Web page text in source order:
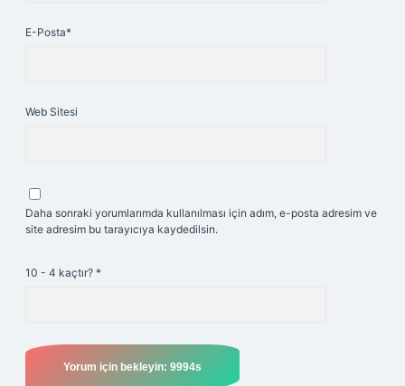
E-Posta*
Web Sitesi
Daha sonraki yorumlarımda kullanılması için adım, e-posta adresim ve
site adresim bu tarayıcıya kaydedilsin.
10 - 4 kaçtır? *